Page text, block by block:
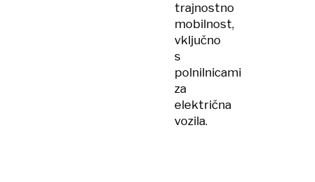
trajnostno
mobilnost,
vključno
s
polnilnicami
za
električna
vozila.